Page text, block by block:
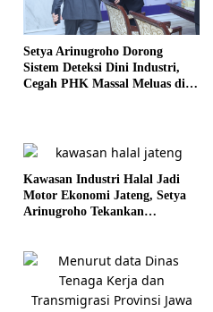
Setya Arinugroho Dorong
Sistem Deteksi Dini Industri,
Cegah PHK Massal Meluas di
Kawasan Industri Halal Jadi
Motor Ekonomi Jateng, Setya
Arinugroho Tekankan